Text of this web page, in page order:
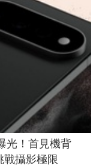
光！首見機背
戰攝影極限